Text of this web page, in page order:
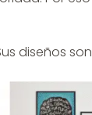
diseños